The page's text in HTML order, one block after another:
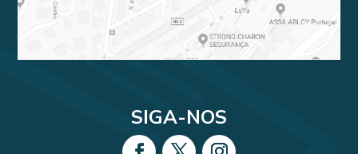
SIGA-NOS